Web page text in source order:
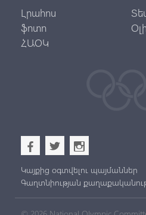
Լրահոս
ֆոտո
ՀԱՕԿ
b a x
Կայքից օգտվելու պայմաններ
Գաղտնիության